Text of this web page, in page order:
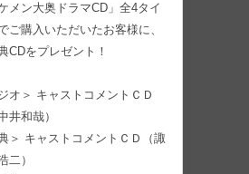
メン大奥ドラマCD」全4タイ
ご購入いただいたお客様に、
CDをプレゼント！
オ＞ キャストコメントＣＤ
井和哉）
＞ キャストコメントＣＤ（諏
二）